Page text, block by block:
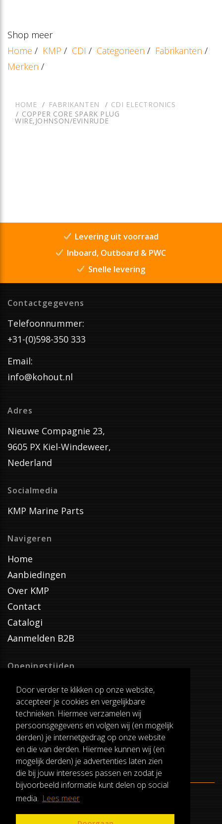
Door verder te klikken op onze website,
accepteer je cookies en vergelijkbare
technieken. Hiermee verzamelen wij
persoonsgegevens en volgen wij (en mogelijk
derden) je internetgedrag op onze website
en die van derden. Hiermee kunnen wij (en
mogelijk derden) je advertenties laten zien
die bij jouw interesses passen en zodat je
bijvoorbeeld informatie kunt delen op social
media. Lees meer
Shop meer
Home / KMP / CDI / Categorieën / Fabrikanten /
Merken /
HOME FABRIKANTEN
CDI ELECTRONICS
COPPER CORE SPARK PLUG
WIRE,JOHNSON/EVINRUDE
Levering uit voorraad
Inboard, Outboard & PWC
Snelle levering
Contactgegevens
Telefoonnummer:
+31-(0)598-350 333
Email:
info@kohout.nl
Adres
Nieuwe Compagnie 23,
9605 PX Kiel-Windeweer,
Nederland
Socialmedia
KMP Marine Parts
Navigeren
Home
Aanbiedingen
Over KMP
Contact
Catalogi
Aanmelden B2B
Openingstijden
Dinsdag T/M Zaterdag
van 8:00-17:00
Verzenddagen
Dinsdag T/M Vrijdag
Pauze
12:30-13:00
ALGEMENE VOORWAARDEN
RUILEN EN RETOURNEREN